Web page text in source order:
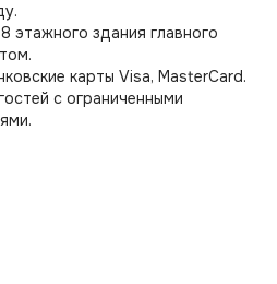
этажного здания главного
карты Visa, MasterCard.
с ограниченными